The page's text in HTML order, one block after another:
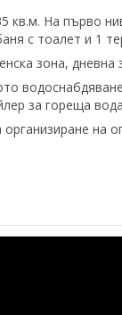
На първо
с тоалет и 1
зона, дневна
за гореща
на